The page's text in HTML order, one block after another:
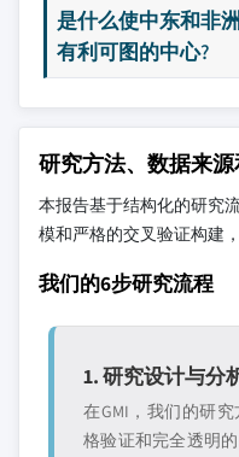
是什么使中东和非
有利可图的中心?
研究方法、数据来
本报告基于结构化的研究
模和严格的交叉验证构建
我们的6步研究流程
1. 研究设计与分
在GMI，我们的研
格验证和完全透明